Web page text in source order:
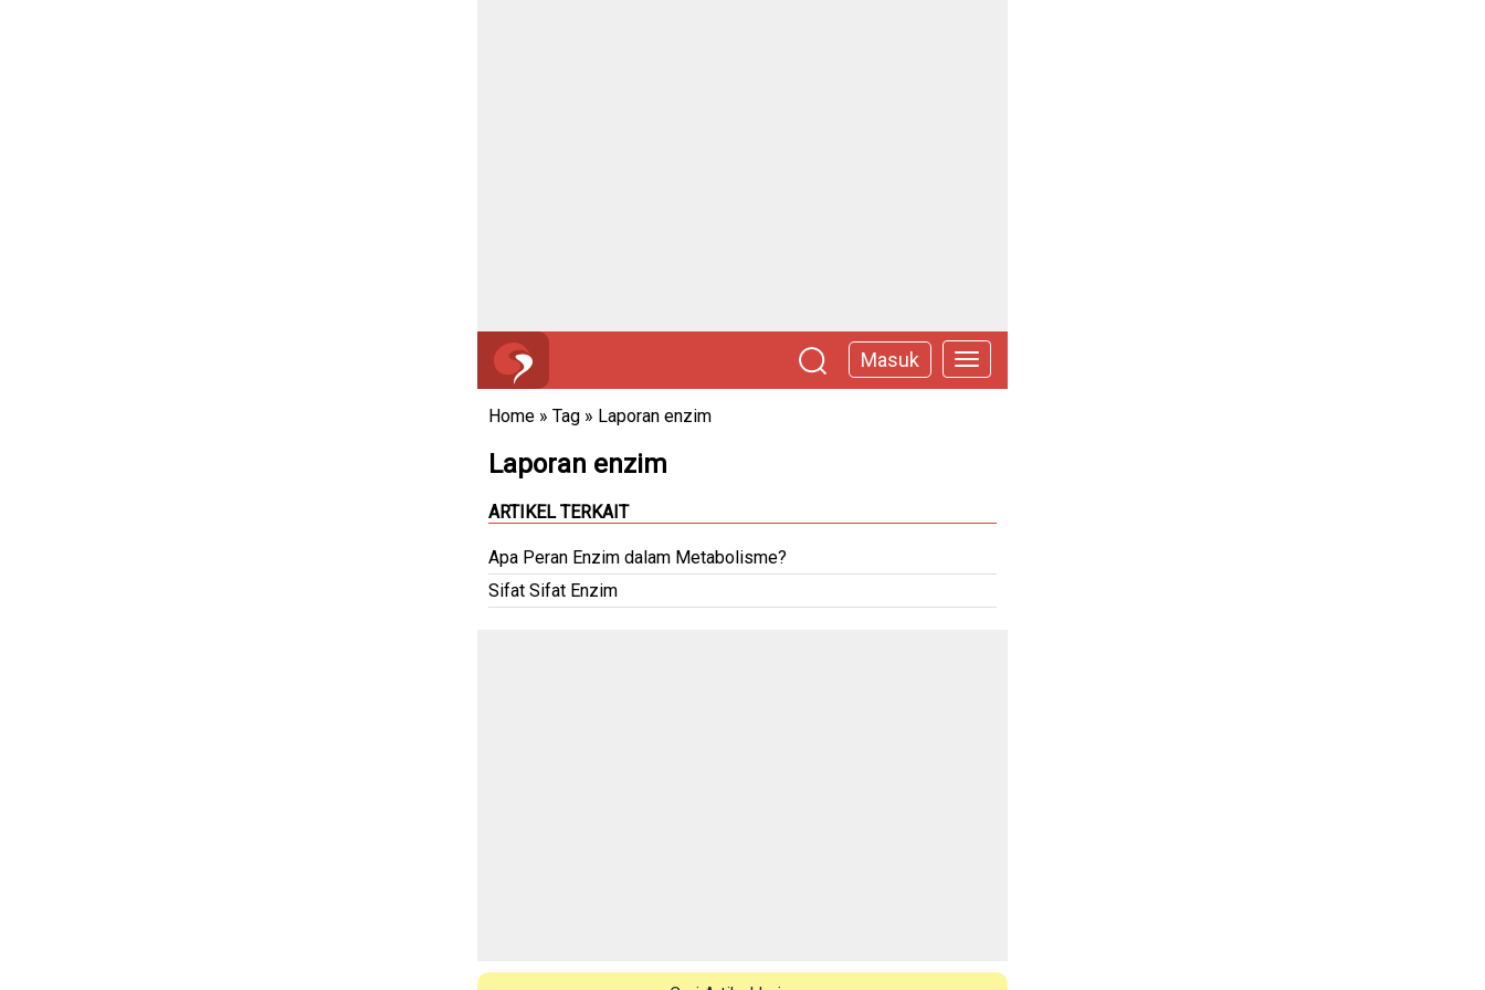
Masuk
Home » Tag » Laporan enzim
Laporan enzim
ARTIKEL TERKAIT
Apa Peran Enzim dalam Metabolisme?
Sifat Sifat Enzim